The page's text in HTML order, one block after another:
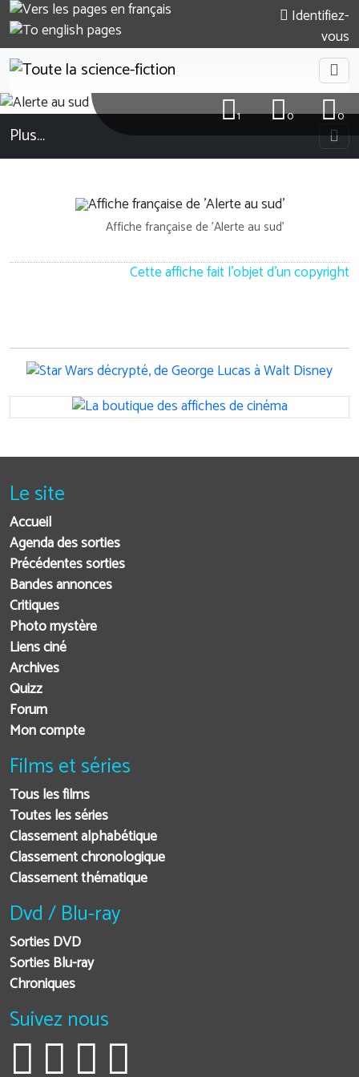
Identifiez-
vous
0
0
1
Plus…
Affiche française de 'Alerte au sud'
Cette affiche fait l'objet d'un copyright
Le site
Accueil
Agenda des sorties
Précédentes sorties
Bandes annonces
Critiques
Photo mystère
Liens ciné
Archives
Quizz
Forum
Mon compte
Films et séries
Tous les films
Toutes les séries
Classement alphabétique
Classement chronologique
Classement thématique
Dvd / Blu-ray
Sorties DVD
Sorties Blu-ray
Chroniques
Suivez nous